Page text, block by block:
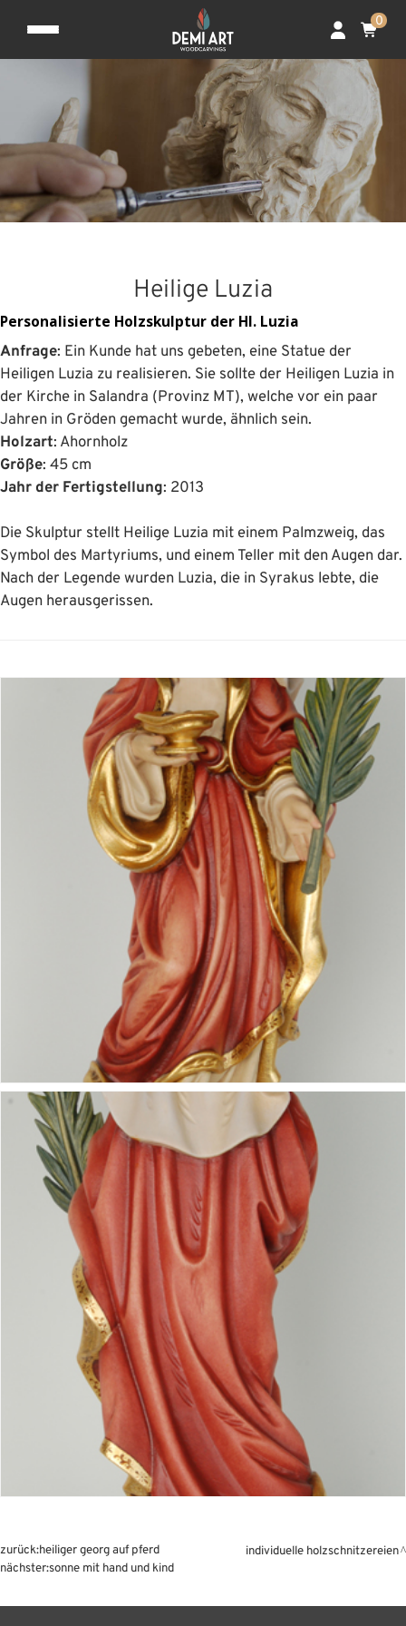
0
Heilige Luzia
Personalisierte Holzskulptur der Hl. Luzia
Anfrage: Ein Kunde hat uns gebeten, eine Statue der
Heiligen Luzia zu realisieren. Sie sollte der Heiligen Luzia in
der Kirche in Salandra (Provinz MT), welche vor ein paar
Jahren in Gröden gemacht wurde, ähnlich sein.
Holzart: Ahornholz
Größe: 45 cm
Jahr der Fertigstellung: 2013
Die Skulptur stellt Heilige Luzia mit einem Palmzweig, das
Symbol des Martyriums, und einem Teller mit den Augen dar.
Nach der Legende wurden Luzia, die in Syrakus lebte, die
Augen herausgerissen.
zurück:heiliger georg auf pferd
nächster:sonne mit hand und kind
individuelle holzschnitzereien